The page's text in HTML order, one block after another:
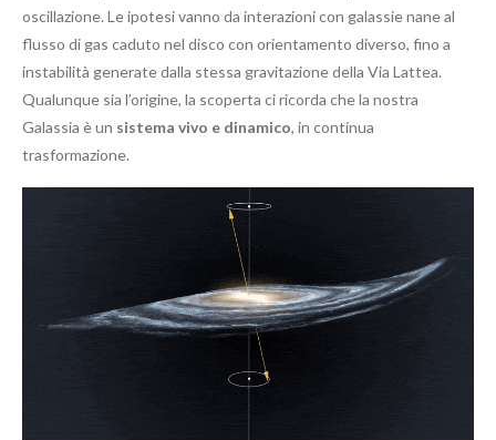
oscillazione. Le ipotesi vanno da interazioni con galassie nane al
flusso di gas caduto nel disco con orientamento diverso, fino a
instabilità generate dalla stessa gravitazione della Via Lattea.
Qualunque sia l’origine, la scoperta ci ricorda che la nostra
Galassia è un sistema vivo e dinamico, in continua
trasformazione.